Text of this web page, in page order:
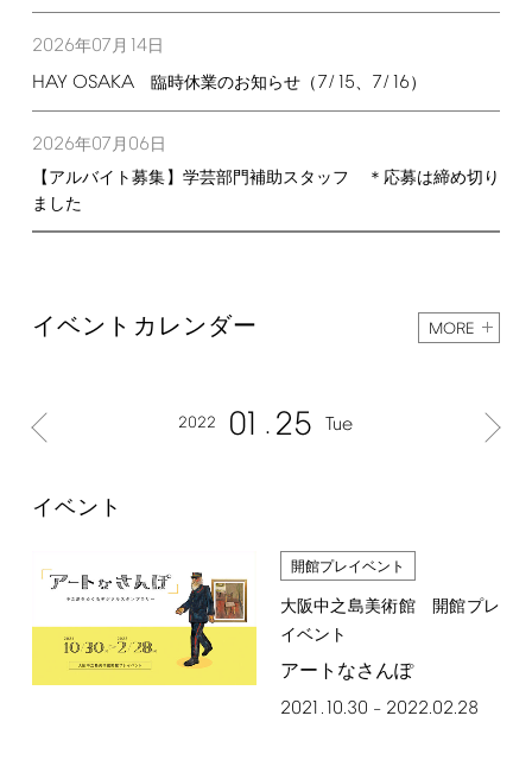
2026年07月 14日
HAY OSAKA臨時休業のお知らせ（7/15、 7/16）
2026年07月 06日
【アルバイト募集】学芸部門補助スタッフ ＊応募は締め切り
ました
イベントカレンダー MORE
2022 01 25 Tue
イベント
開館プレイベント
大阪中之島美術館 開館プレ
イベント
アートなさんぽ
2021.10.30 – 2022.02.28